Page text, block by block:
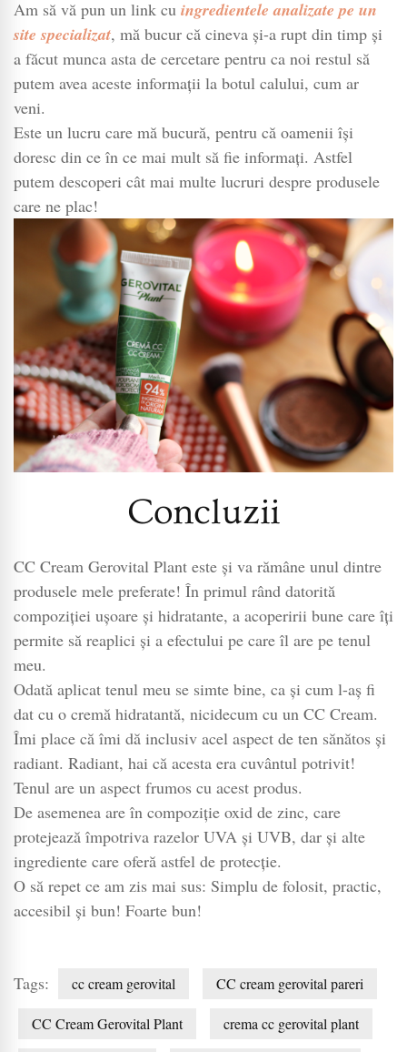
Am să vă pun un link cu ingredientele analizate pe un
site specializat, mă bucur că cineva și-a rupt din timp și
a făcut munca asta de cercetare pentru ca noi restul să
putem avea aceste informații la botul calului, cum ar
veni.
Este un lucru care mă bucură, pentru că oamenii își
doresc din ce în ce mai mult să fie informați. Astfel
putem descoperi cât mai multe lucruri despre produsele
care ne plac!
Concluzii
CC Cream Gerovital Plant este și va rămâne unul dintre
produsele mele preferate! În primul rând datorită
compoziției ușoare și hidratante, a acoperirii bune care îți
permite să reaplici și a efectului pe care îl are pe tenul
meu.
Odată aplicat tenul meu se simte bine, ca și cum l-aș fi
dat cu o cremă hidratantă, nicidecum cu un CC Cream.
Îmi place că îmi dă inclusiv acel aspect de ten sănătos și
radiant. Radiant, hai că acesta era cuvântul potrivit!
Tenul are un aspect frumos cu acest produs.
De asemenea are în compoziție oxid de zinc, care
protejează împotriva razelor UVA și UVB, dar și alte
ingrediente care oferă astfel de protecție.
O să repet ce am zis mai sus: Simplu de folosit, practic,
accesibil și bun! Foarte bun!
Tags: cc cream gerovital CC cream gerovital pareri
CC Cream Gerovital Plant crema cc gerovital plant